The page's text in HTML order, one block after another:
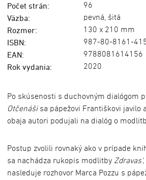
Počet strán: 96
Väzba: pevná, šitá
Rozmer: 130 x 210 mm
ISBN: 987-80-8161-
EAN: 9788081614156
Rok vydania: 2020
Po skúsenosti s duchovným dialógom
Otčenášisa pápežovi Františkovi javilo
obaja autori podujali na dialóg o
Postup zvolili rovnaký ako v prípade
sa nachádza rukopis modlitby
nasleduje rozhovor Marca Pozzu s